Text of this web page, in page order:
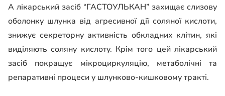
А лікарський засіб “ГАСТОУЛЬКАН” захищає слизову
оболонку шлунка від агресивної дії соляної кислоти,
знижує секреторну активність обкладних клітин, які
виділяють соляну кислоту. Крім того цей лікарський
засіб покращує мікроциркуляцію, метаболічні та
репаративні процеси у шлунково-кишковому тракті.